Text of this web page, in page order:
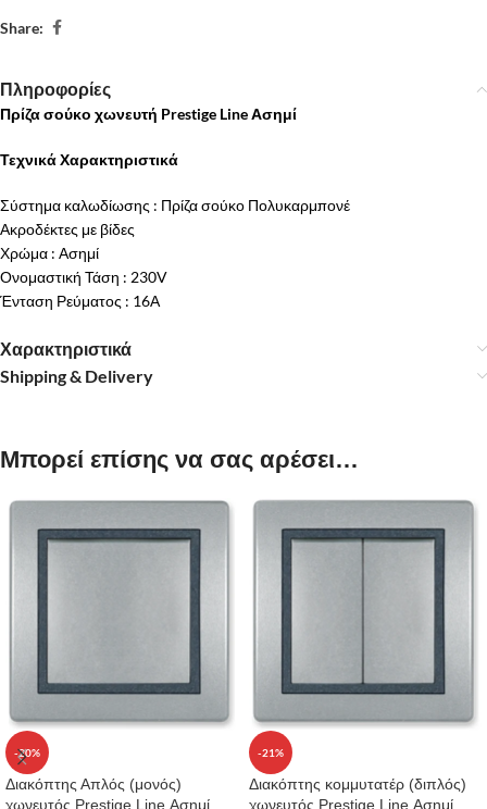
Share:
Πληροφορίες
Πρίζα σούκο χωνευτή Prestige Line Ασημί
Τεχνικά Χαρακτηριστικά
Σύστημα καλωδίωσης : Πρίζα σούκο Πολυκαρμπονέ
Ακροδέκτες με βίδες
Χρώμα : Ασημί
Ονομαστική Τάση : 230V
Ένταση Ρεύματος : 16Α
Χαρακτηριστικά
Shipping & Delivery
Μπορεί επίσης να σας αρέσει…
-20%
Διακόπτης Απλός (μονός)
χωνευτός Prestige Line Ασημί
-21%
Διακόπτης κομμυτατέρ (διπλός)
χωνευτός Prestige Line Ασημί